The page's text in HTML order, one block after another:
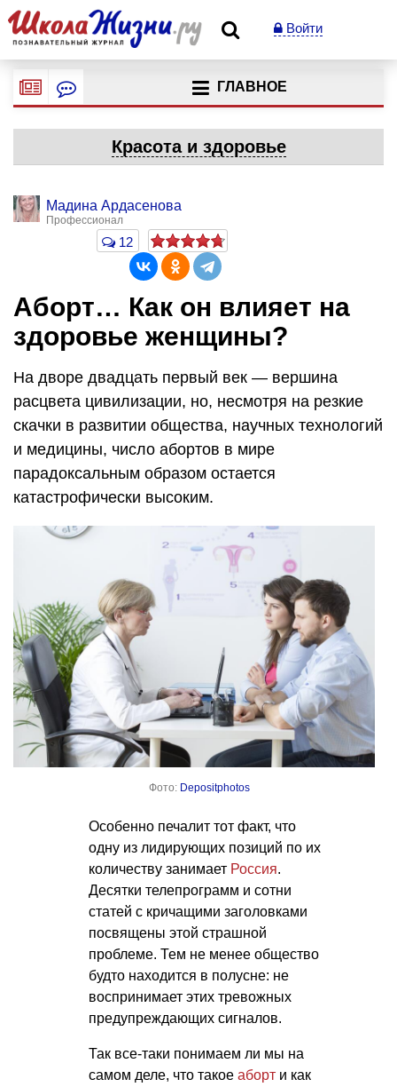
Войти
ГЛАВНОЕ
Красота и здоровье
Мадина Ардасенова
Профессионал
12
Аборт… Как он влияет на
здоровье женщины?
На дворе двадцать первый век — вершина
расцвета цивилизации, но, несмотря на резкие
скачки в развитии общества, научных технологий
и медицины, число абортов в мире
парадоксальным образом остается
катастрофически высоким.
Фото: Depositphotos
Особенно печалит тот факт, что
одну из лидирующих позиций по их
количеству занимает Россия.
Десятки телепрограмм и сотни
статей с кричащими заголовками
посвящены этой страшной
проблеме. Тем не менее общество
будто находится в полусне: не
воспринимает этих тревожных
предупреждающих сигналов.
Так все-таки понимаем ли мы на
самом деле, что такое аборт и как